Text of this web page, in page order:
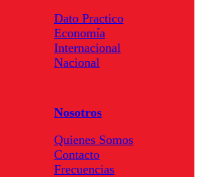
Dato Practico
Economía
Internacional
Nacional
Nosotros
Quienes Somos
Contacto
Frecuencias